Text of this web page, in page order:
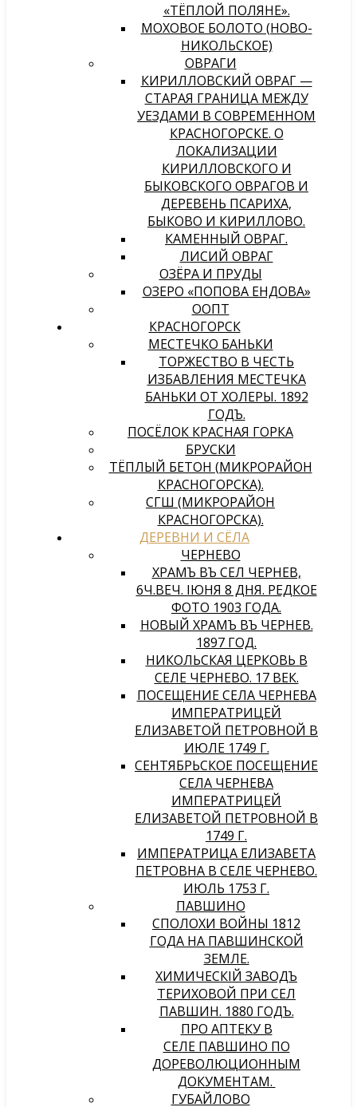
«ТЁПЛОЙ ПОЛЯНЕ».
МОХОВОЕ БОЛОТО (НОВО-
НИКОЛЬСКОЕ)
ОВРАГИ
КИРИЛЛОВСКИЙ ОВРАГ —
СТАРАЯ ГРАНИЦА МЕЖДУ
УЕЗДАМИ В СОВРЕМЕННОМ
КРАСНОГОРСКЕ. О
ЛОКАЛИЗАЦИИ
КИРИЛЛОВСКОГО И
БЫКОВСКОГО ОВРАГОВ И
ДЕРЕВЕНЬ ПСАРИХА,
БЫКОВО И КИРИЛЛОВО.
КАМЕННЫЙ ОВРАГ.
ЛИСИЙ ОВРАГ
ОЗЁРА И ПРУДЫ
ОЗЕРО «ПОПОВА ЕНДОВА»
ООПТ
КРАСНОГОРСК
МЕСТЕЧКО БАНЬКИ
ТОРЖЕСТВО В ЧЕСТЬ
ИЗБАВЛЕНИЯ МЕСТЕЧКА
БАНЬКИ ОТ ХОЛЕРЫ. 1892
ГОДЪ.
ПОСЁЛОК КРАСНАЯ ГОРКА
БРУСКИ
ТЁПЛЫЙ БЕТОН (МИКРОРАЙОН
КРАСНОГОРСКА).
СГШ (МИКРОРАЙОН
КРАСНОГОРСКА).
ДЕРЕВНИ И СЁЛА
ЧЕРНЕВО
ХРАМЪ ВЪ СЕЛѢ ЧЕРНЕВѢ,
6Ч.ВЕЧ. IЮНЯ 8 ДНЯ. РЕДКОЕ
ФОТО 1903 ГОДА.
НОВЫЙ ХРАМЪ ВЪ ЧЕРНЕВѢ.
1897 ГОД.
НИКОЛЬСКАЯ ЦЕРКОВЬ В
СЕЛЕ ЧЕРНЕВО. 17 ВЕК.
ПОСЕЩЕНИЕ СЕЛА ЧЕРНЕВА
ИМПЕРАТРИЦЕЙ
ЕЛИЗАВЕТОЙ ПЕТРОВНОЙ В
ИЮЛЕ 1749 Г.
СЕНТЯБРЬСКОЕ ПОСЕЩЕНИЕ
СЕЛА ЧЕРНЕВА
ИМПЕРАТРИЦЕЙ
ЕЛИЗАВЕТОЙ ПЕТРОВНОЙ В
1749 Г.
ИМПЕРАТРИЦА ЕЛИЗАВЕТА
ПЕТРОВНА В СЕЛЕ ЧЕРНЕВО.
ИЮЛЬ 1753 Г.
ПАВШИНО
СПОЛОХИ ВОЙНЫ 1812
ГОДА НА ПАВШИНСКОЙ
ЗЕМЛЕ.
ХИМИЧЕСКIЙ ЗАВОДЪ
ТЕРИХОВОЙ ПРИ СЕЛѢ
ПАВШИНѢ. 1880 ГОДЪ.
ПРО АПТЕКУ В
СЕЛЕ ПАВШИНО ПО
ДОРЕВОЛЮЦИОННЫМ
ДОКУМЕНТАМ.
ГУБАЙЛОВО